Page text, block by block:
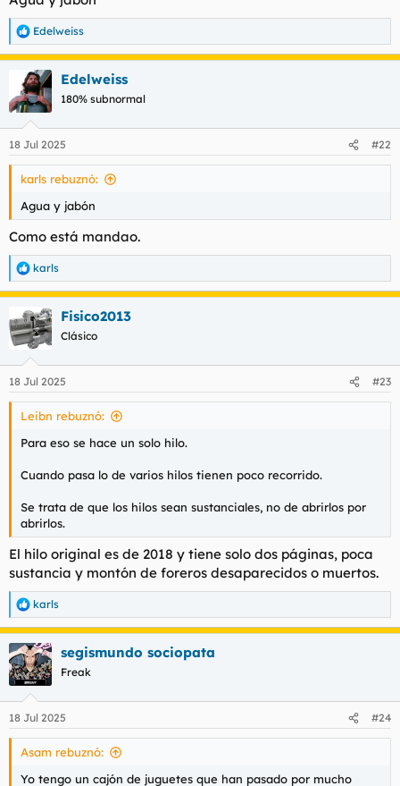
R
e
a
c
i
e
s
Edelweiss
Edelweiss
180% subnormal
18 Jul 2025 #22
karls rebuznó:
Agua y jabón
Como está mandao.
R
e
a
c
c
i
e
s
karls
Fisico2013
Clásico
18 Jul 2025 #23
Leibn rebuznó:
Para eso se hace un solo hilo.
Cuando pasa lo de varios hilos tienen poco recorrido.
Se trata de que los hilos sean sustanciales, no de abrirlos por
abrirlos.
El hilo original es de 2018 y tiene solo dos páginas, poca
sustancia y montón de foreros desaparecidos o muertos.
R
e
a
c
c
i
e
s
karls
segismundo sociopata
Freak
18 Jul 2025 #24
Asam rebuznó:
Yo tengo un cajón de juguetes que han pasado por mucho